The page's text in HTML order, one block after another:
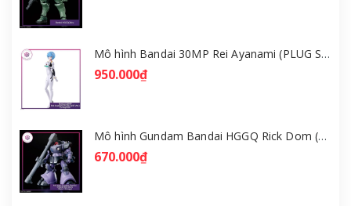
Mô hình Bandai 30MP Rei Ayanami (PLUG SUIT Ver.) – Evangelion [GDB] [30MP]
950.000₫
Mô hình Gundam Bandai HGGQ Rick Dom (Gaia / Ortega) 1/144 [GDB] [BHG]
670.000₫